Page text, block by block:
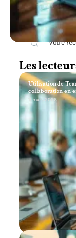
Recherche
Les
Utilisation de
collaboration en
11 mars 2026